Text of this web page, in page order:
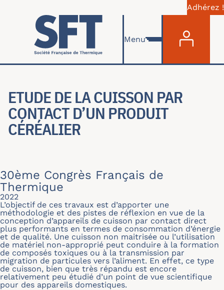
Skip to main content
Adhérez !
Menu
ETUDE DE LA CUISSON PAR
CONTACT D’UN PRODUIT
CÉRÉALIER
30ème Congrès Français de
Thermique
2022
L’objectif de ces travaux est d’apporter une
méthodologie et des pistes de réflexion en vue de la
conception d’appareils de cuisson par contact direct
plus performants en termes de consommation d’énergie
et de qualité. Une cuisson non maitrisée ou l’utilisation
de matériel non-approprié peut conduire à la formation
de composés toxiques ou à la transmission par
migration de particules vers l’aliment. En effet, ce type
de cuisson, bien que très répandu est encore
relativement peu étudié d’un point de vue scientifique
pour des appareils domestiques.